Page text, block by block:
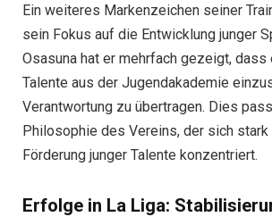
Ein weiteres Markenzeichen seiner
sein Fokus auf die Entwicklung junger
Osasuna hat er mehrfach gezeigt, dass
Talente aus der Jugendakademie
Verantwortung zu übertragen. Dies
Philosophie des Vereins, der sich stark
Förderung junger Talente konzentriert.
Erfolge in La Liga: